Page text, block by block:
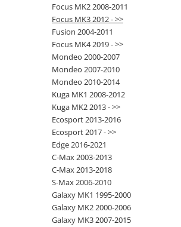
Focus MK2 2008-2011
Focus MK3 2012 - >>
Fusion 2004-2011
Focus MK4 2019 - >>
Mondeo 2000-2007
Mondeo 2007-2010
Mondeo 2010-2014
Kuga MK1 2008-2012
Kuga MK2 2013 - >>
Ecosport 2013-2016
Ecosport 2017 - >>
Edge 2016-2021
C-Max 2003-2013
C-Max 2013-2018
S-Max 2006-2010
Galaxy MK1 1995-2000
Galaxy MK2 2000-2006
Galaxy MK3 2007-2015